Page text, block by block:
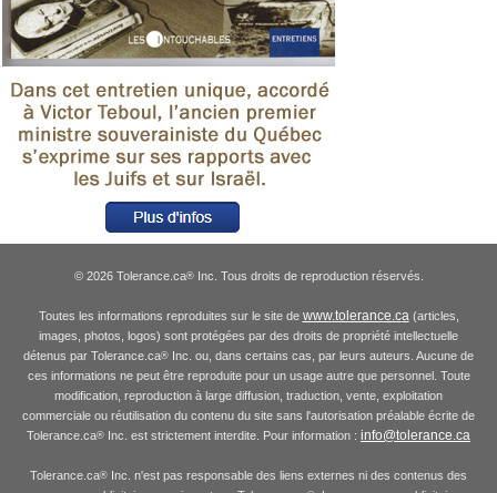
© 2026 Tolerance.ca®Inc. Tous droits de reproduction réservés.
Toutes les informations reproduites sur le site de www.tolerance.ca(articles,
images, photos, logos) sont protégées par des droits de propriété intellectuelle
détenus par Tolerance.ca® Inc. ou, dans certains cas, par leurs auteurs. Aucune de
ces informations ne peut être reproduite pour un usage autre que personnel. Toute
modification, reproduction à large diffusion, traduction, vente, exploitation
commerciale ou réutilisation du contenu du site sans l'autorisation préalable écrite de
Tolerance.ca® Inc. est strictement interdite. Pour information : info@tolerance.ca
Tolerance.ca® Inc. n'est pas responsable des liens externes ni des contenus des